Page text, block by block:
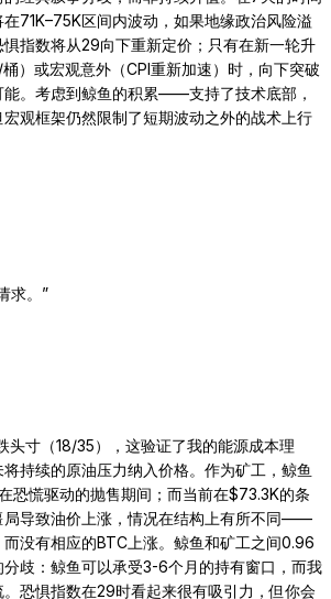
71K–75K区间内波动，如果地缘政治风险溢
指数将从29向下重新定价；只有在新一轮升
）或宏观意外（CPI重新加速）时，向下突破
能。考虑到鲸鱼的积累——支持了技术底部，
观框架仍然限制了短期波动之外的战术上行
。 ”
头寸（18/35），这验证了我的能源成本理
持续的原油压力纳入价格。作为矿工，鲸鱼
恐慌驱动的抛售期间；而当前在$73.3K的条
局导致油价上涨，情况在结构上有所不同——
没有相应的BTC上涨。鲸鱼和矿工之间0.96
分歧：鲸鱼可以承受3-6个月的持有窗口，而我
恐惧指数在29时看起来很有吸引力，但你会